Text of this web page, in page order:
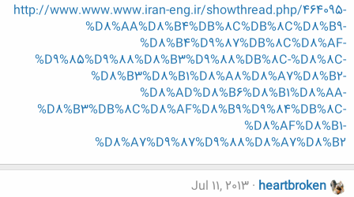
http://www.www.www.iran-eng.ir/showthread.php/464095-
%D8%AA%D8%B4%DB%8C%DB%8C%D8%B9-
%D8%B4%D9%87%DB%8C%D8%AF-
%D9%85%D9%88%D8%B3%D9%88%DB%8C-%D8%8C-
%D8%B3%D8%B1%D8%A8%D8%A7%D8%B2-
%D8%AD%D8%B6%D8%B1%D8%AA-
%D8%B3%DB%8C%D8%AF%D8%B9%D9%84%DB%8C-
%D8%AF%D8%B1-
%D8%A7%D9%87%D9%88%D8%A7%D8%B2
heartbroken
Jul 11, 2013